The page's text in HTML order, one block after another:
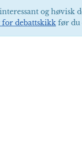
og høvisk
debattskikk før du